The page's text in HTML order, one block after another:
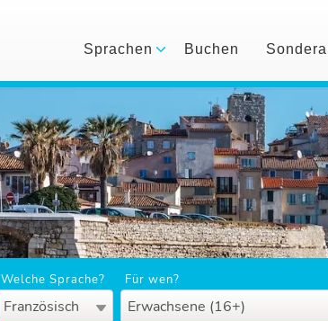
Sprachen Buchen
Welche Sprache?
Französisch
Für wen?
Erwachsene (16+)